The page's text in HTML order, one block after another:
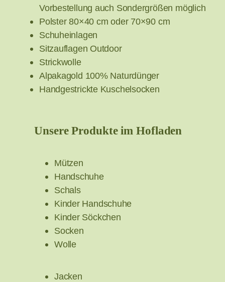
Vorbestellung auch Sondergrößen möglich
Polster 80×40 cm oder 70×90 cm
Schuheinlagen
Sitzauflagen Outdoor
Strickwolle
Alpakagold 100% Naturdünger
Handgestrickte Kuschelsocken
Unsere Produkte im Hofladen
Mützen
Handschuhe
Schals
Kinder Handschuhe
Kinder Söckchen
Socken
Wolle
Jacken